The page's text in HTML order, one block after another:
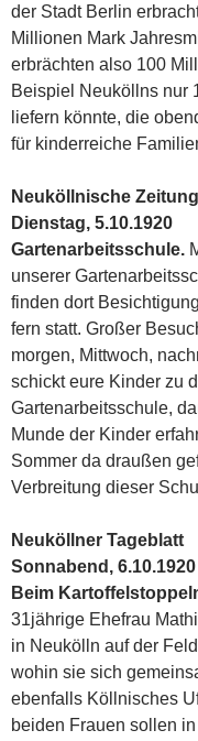
der Stadt Berlin
Millionen Mark
erbrächten also 100
Beispiel Neuköllns nur
liefern könnte, die
für kinderreiche
Neuköllnische Zeitung
Dienstag, 5.10.1920
Gartenarbeitsschule.
unserer
finden dort
fern statt. Großer
morgen, Mittwoch,
schickt eure Kinder zu
Gartenarbeitsschule,
Munde der Kinder
Sommer da draußen
Verbreitung dieser
Neuköllner Tageblatt
Sonnabend, 6.10.1920
Beim
31jährige Ehefrau
in Neukölln auf der
wohin sie sich
ebenfalls Köllnisches
beiden Frauen sollen